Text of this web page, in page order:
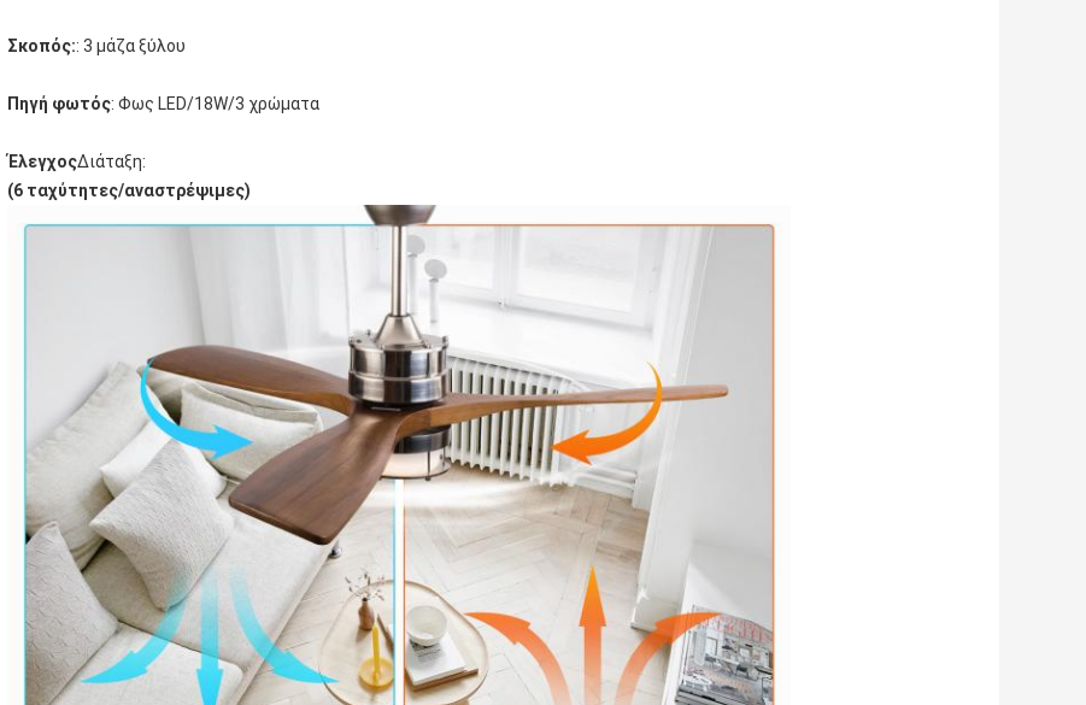
Σκοπός:: 3 μάζα ξύλου
Πηγή φωτός: Φως LED/18W/3 χρώματα
ΈλεγχοςΔιάταξη:
(6 ταχύτητες/αναστρέψιμες)